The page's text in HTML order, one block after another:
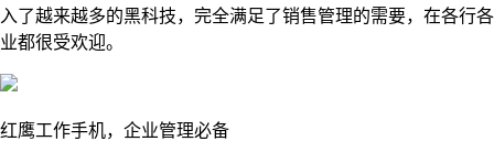
入了越来越多的黑科技，完全满足了销售管理的需要，在各行各
业都很受欢迎。
红鹰工作手机，企业管理必备